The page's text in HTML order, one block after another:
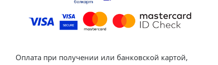
Оплата при получении или банковской картой,